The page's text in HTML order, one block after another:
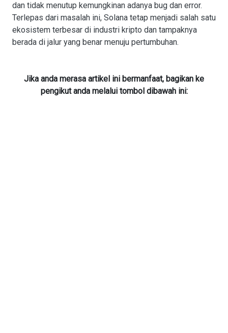
dan tidak menutup kemungkinan adanya bug dan error.
Terlepas dari masalah ini, Solana tetap menjadi salah satu
ekosistem terbesar di industri kripto dan tampaknya
berada di jalur yang benar menuju pertumbuhan.
Jika anda merasa artikel ini bermanfaat, bagikan ke
pengikut anda melalui tombol dibawah ini: